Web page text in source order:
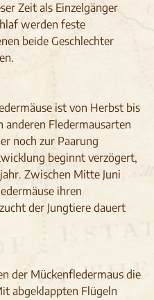
Zeit als Einzelgänger
werden feste
beide Geschlechter
ist von Herbst bis
anderen Fledermausarten
noch zur Paarung
beginnt verzögert,
Zwischen Mitte Juni
ihren
der Jungtiere dauert
der Mückenfledermaus die
abgeklappten Flügeln